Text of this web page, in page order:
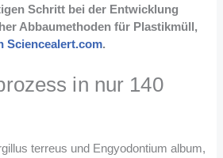
Schritt bei der Entwicklung
Abbaumethoden für Plastikmüll,
Sciencealert.com.
in nur 140
terreus und Engyodontium album,